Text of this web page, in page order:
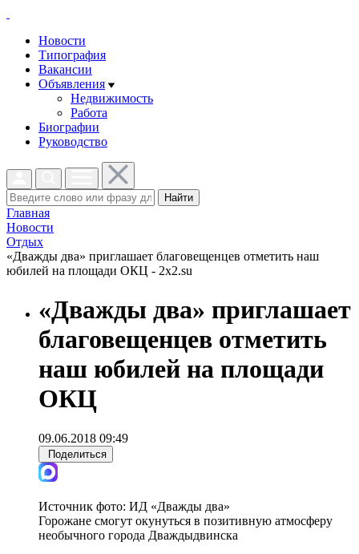
Новости
Типография
Вакансии
Объявления
Недвижимость
Работа
Биографии
Руководство
Найти
Главная
Новости
Отдых
«Дважды два» приглашает благовещенцев отметить наш
юбилей на площади ОКЦ - 2x2.su
«Дважды два» приглашает
благовещенцев отметить
наш юбилей на площади
ОКЦ
09.06.2018 09:49
Поделиться
Источник фото: ИД «Дважды два»
Горожане смогут окунуться в позитивную атмосферу
необычного города Дваждыдвинска